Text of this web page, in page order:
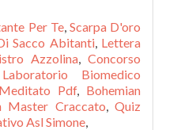
Per Te, Scarpa D'oro
Sacco Abitanti, Lettera
Azzolina, Concorso
Biomedico
Pdf, Bohemian
Master Craccato,Quiz
Asl Simone,